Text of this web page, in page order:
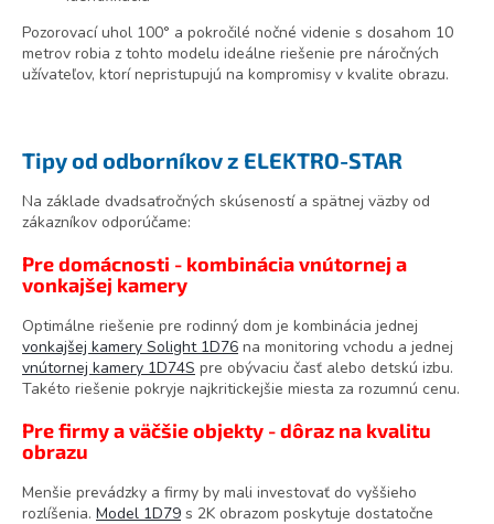
Pozorovací uhol 100° a pokročilé nočné videnie s dosahom 10
metrov robia z tohto modelu ideálne riešenie pre náročných
užívateľov, ktorí nepristupujú na kompromisy v kvalite obrazu.
Tipy od odborníkov z ELEKTRO-STAR
Na základe dvadsaťročných skúseností a spätnej väzby od
zákazníkov odporúčame:
Pre domácnosti - kombinácia vnútornej a
vonkajšej kamery
Optimálne riešenie pre rodinný dom je kombinácia jednej
vonkajšej kamery Solight 1D76 na monitoring vchodu a jednej
vnútornej kamery 1D74S pre obývaciu časť alebo detskú izbu.
Takéto riešenie pokryje najkritickejšie miesta za rozumnú cenu.
Pre firmy a väčšie objekty - dôraz na kvalitu
obrazu
Menšie prevádzky a firmy by mali investovať do vyššieho
rozlíšenia. Model 1D79 s 2K obrazom poskytuje dostatočne